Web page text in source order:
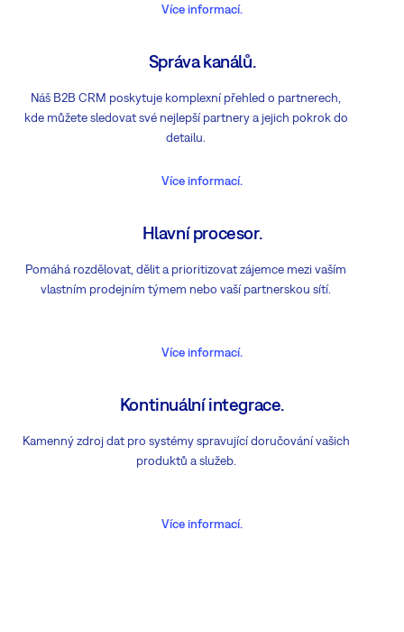
Více informací.
Správa kanálů.
Náš B2B CRM poskytuje komplexní přehled o partnerech,
kde můžete sledovat své nejlepší partnery a jejich pokrok do
detailu.
Více informací.
Hlavní procesor.
Pomáhá rozdělovat, dělit a prioritizovat zájemce mezi vaším
vlastním prodejním týmem nebo vaší partnerskou sítí.
Více informací.
Kontinuální integrace.
Kamenný zdroj dat pro systémy spravující doručování vašich
produktů a služeb.
Více informací.